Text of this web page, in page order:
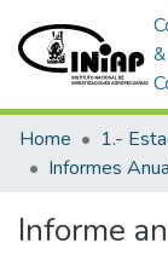
&
Home
Informes
Informe